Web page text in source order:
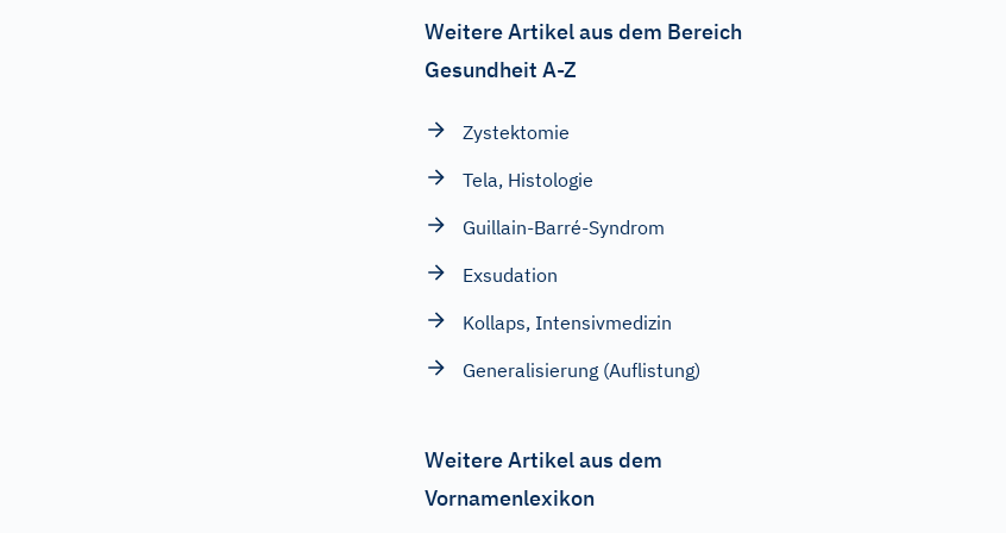
Weitere Artikel aus dem Bereich
Gesundheit A-Z
Zystektomie
Tela, Histologie
Guillain-Barré-Syndrom
Exsudation
Kollaps, Intensivmedizin
Generalisierung (Auflistung)
Weitere Artikel aus dem
Vornamenlexikon